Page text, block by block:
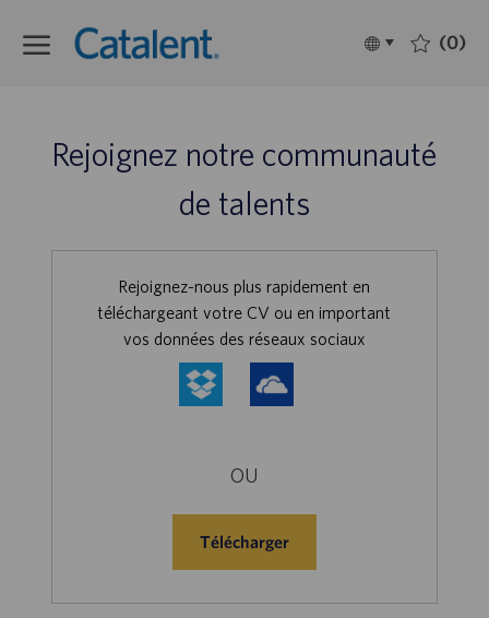
Language
selected
Français (0)
Rejoignez notre communauté
de talents
Upload
options
Rejoignez-nous plus rapidement en
téléchargeant votre CV ou en important
vos données des réseaux sociaux
OU
Télécharger